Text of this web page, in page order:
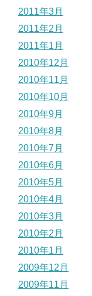
2011年3月
2011年2月
2011年1月
2010年12月
2010年11月
2010年10月
2010年9月
2010年8月
2010年7月
2010年6月
2010年5月
2010年4月
2010年3月
2010年2月
2010年1月
2009年12月
2009年11月